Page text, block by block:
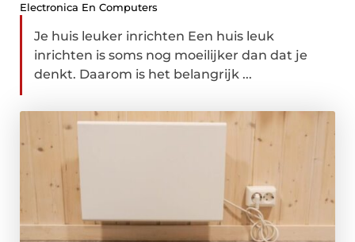
Electronica En Computers
Je huis leuker inrichten Een huis leuk
inrichten is soms nog moeilijker dan dat je
denkt. Daarom is het belangrijk ...